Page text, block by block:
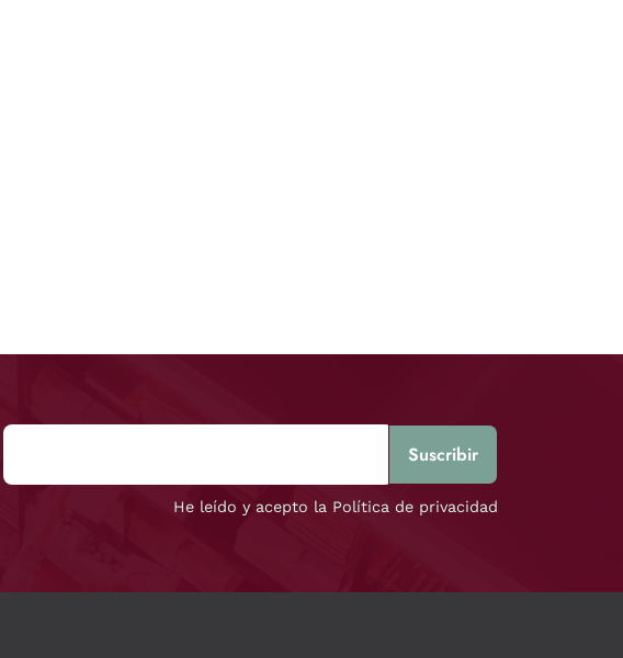
He leído y acepto la Política de privacidad